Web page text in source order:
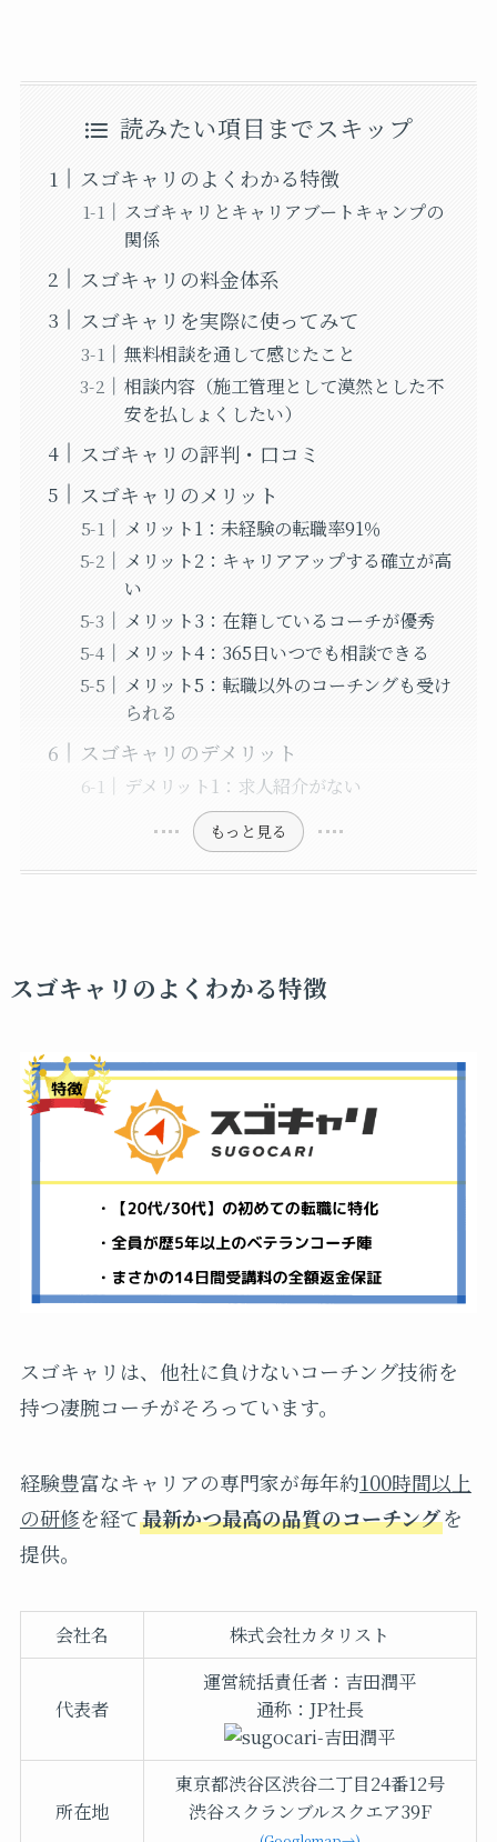
読みたい項目までスキップ
スゴキャリのよくわかる特徴
スゴキャリとキャリアブートキャンプの
関係
スゴキャリの料金体系
スゴキャリを実際に使ってみて
無料相談を通して感じたこと
相談内容（施工管理として漠然とした不
安を払しょくしたい）
スゴキャリの評判・口コミ
スゴキャリのメリット
メリット1：未経験の転職率91％
メリット2：キャリアアップする確立が高
い
メリット3：在籍しているコーチが優秀
メリット4：365日いつでも相談できる
メリット5：転職以外のコーチングも受け
られる
スゴキャリのデメリット
デメリット1：求人紹介がない
もっと見る
スゴキャリのよくわかる特徴
スゴキャリは、他社に負けないコーチング技術を
持つ凄腕コーチがそろっています。
経験豊富なキャリアの専門家が毎年約100時間以上
の研修を経て最新かつ最高の品質のコーチングを
提供。
会社名 株式会社カタリスト
代表者
運営統括責任者：吉田潤平
通称：JP社長
所在地
東京都渋谷区渋谷二丁目24番12号
渋谷スクランブルスクエア39F